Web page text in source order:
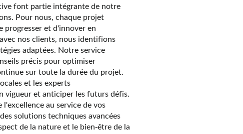
font partie intégrante de notre
Pour nous, chaque projet
progresser et d'innover en
nos clients, nous identifions
adaptées. Notre service
précis pour optimiser
sur toute la durée du projet.
et les experts
vigueur et anticiper les futurs défis.
au service de vos
solutions techniques avancées
de la nature et le bien-être de la